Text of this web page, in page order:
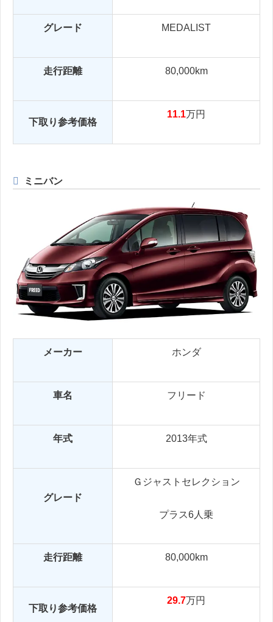
グレード MEDALIST
走行距離 80,000km
下取り参考価格
11.1万円
ミニバン
メーカー ホンダ
車名 フリード
年式 2013年式
グレード
Ｇジャストセレクション
プラス6人乗
走行距離 80,000km
下取り参考価格
29.7万円